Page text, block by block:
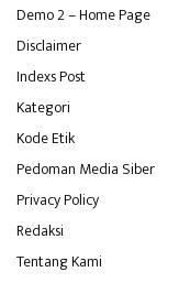
Demo 2 – Home Page
Disclaimer
Indexs Post
Kategori
Kode Etik
Pedoman Media Siber
Privacy Policy
Redaksi
Tentang Kami